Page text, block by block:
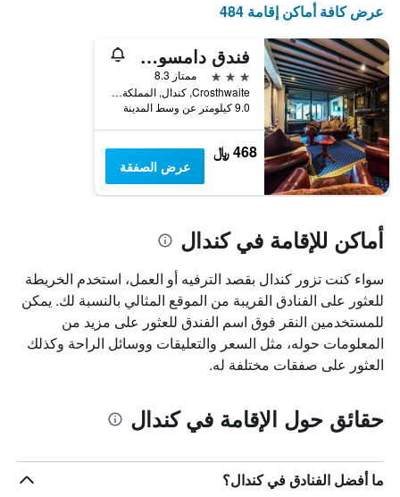
عرض كافة أماكن إقامة 484
فندق دامسون دينيه
3 نجوم
ممتاز 8.3
Crosthwaite, كندال, المملكة المتحدة
9.0 كيلومتر عن وسط المدينة
468 ﷼
عرض الصفقة
أماكن للإقامة في كندال
سواء كنت تزور كندال بقصد الترفيه أو العمل، استخدم الخريطة
للعثور على الفنادق القريبة من الموقع المثالي بالنسبة لك. يمكن
للمستخدمين النقر فوق اسم الفندق للعثور على مزيد من
المعلومات حوله، مثل السعر والتعليقات ووسائل الراحة وكذلك
العثور على صفقات مختلفة له.
حقائق حول الإقامة في كندال
ما أفضل الفنادق في كندال؟